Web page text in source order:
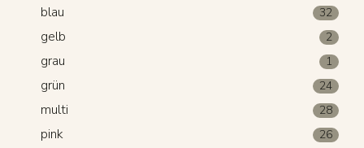
blau 32
gelb 2
grau 1
grün 24
multi 28
pink 26